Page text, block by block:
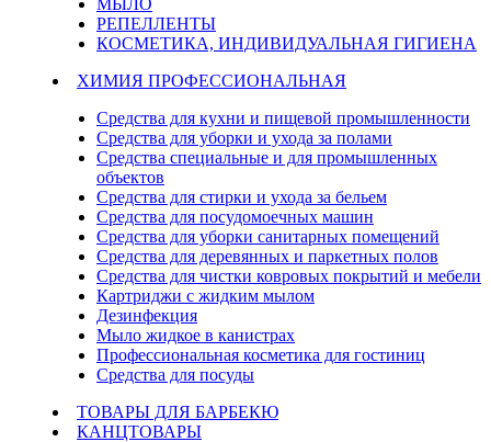
РЕПЕЛЛЕНТЫ
КОСМЕТИКА, ИНДИВИДУАЛЬНАЯ ГИГИЕНА
ХИМИЯ ПРОФЕССИОНАЛЬНАЯ
Средства для кухни и пищевой промышленности
Средства для уборки и ухода за полами
Средства специальные и для промышленных
объектов
Средства для стирки и ухода за бельем
Средства для посудомоечных машин
Средства для уборки санитарных помещений
Средства для деревянных и паркетных полов
Средства для чистки ковровых покрытий и мебели
Картриджи с жидким мылом
Дезинфекция
Мыло жидкое в канистрах
Профессиональная косметика для гостиниц
Средства для посуды
ТОВАРЫ ДЛЯ БАРБЕКЮ
КАНЦТОВАРЫ